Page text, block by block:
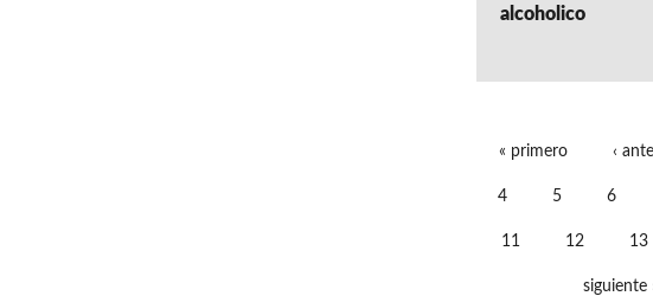
alcoholico
« primero ‹
4 5 6
11 12 13
siguiente